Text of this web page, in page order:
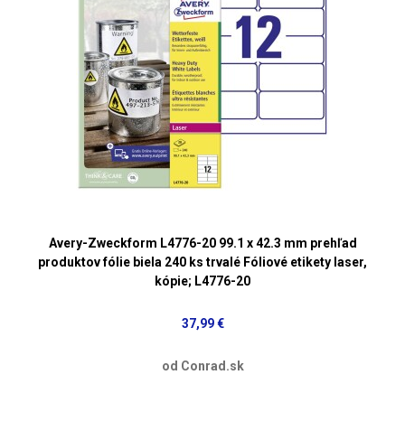
Avery-Zweckform L4776-20 99.1 x 42.3 mm prehľad
produktov fólie biela 240 ks trvalé Fóliové etikety laser,
kópie; L4776-20
37,99 €
od Conrad.sk